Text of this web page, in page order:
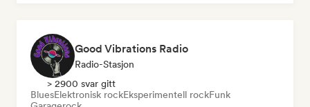
Good Vibrations Radio
Radio-Stasjon
> 2900 svar gitt
BluesElektronisk rockEksperimentell rockFunk